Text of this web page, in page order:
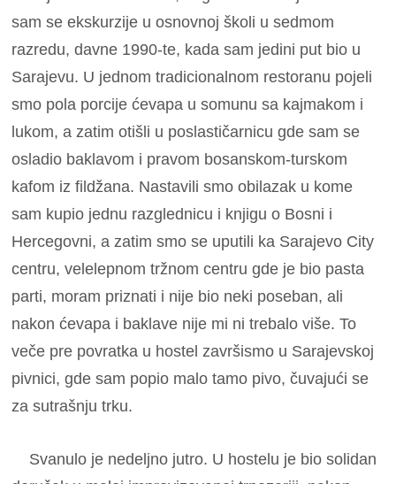
sam se ekskurzije u osnovnoj školi u sedmom
razredu, davne 1990-te, kada sam jedini put bio u
Sarajevu. U jednom tradicionalnom restoranu pojeli
smo pola porcije ćevapa u somunu sa kajmakom i
lukom, a zatim otišli u poslastičarnicu gde sam se
osladio baklavom i pravom bosanskom-turskom
kafom iz fildžana. Nastavili smo obilazak u kome
sam kupio jednu razglednicu i knjigu o Bosni i
Hercegovni, a zatim smo se uputili ka Sarajevo City
centru, velelepnom tržnom centru gde je bio pasta
parti, moram priznati i nije bio neki poseban, ali
nakon ćevapa i baklave nije mi ni trebalo više. To
veče pre povratka u hostel završismo u Sarajevskoj
pivnici, gde sam popio malo tamo pivo, čuvajući se
za sutrašnju trku.
Svanulo je nedeljno jutro. U hostelu je bio solidan